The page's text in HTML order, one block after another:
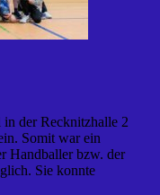
der Recknitzhalle 2
Somit war ein
Handballer bzw. der
Sie konnte